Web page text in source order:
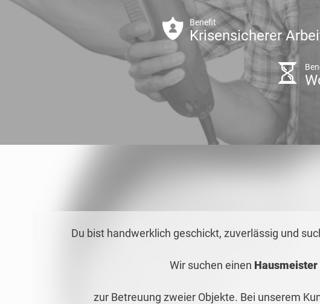
Benefit
Krisensicherer
Du bist handwerklich geschickt, zuverlässig und
Wir suchen einen
zur Betreuung zweier Objekte. Bei unserem